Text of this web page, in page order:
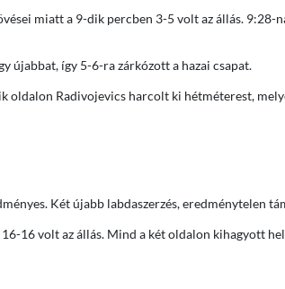
miatt a 9-dik percben 3-5 volt az állás. 9:28-
újabbat, így 5-6-ra zárkózott a hazai csapat.
oldalon Radivojevics harcolt ki hétméterest,
Két újabb labdaszerzés, eredménytelen
16 volt az állás. Mind a két oldalon kihagyott